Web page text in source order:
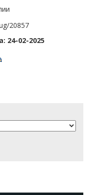
20857
24-02-2025